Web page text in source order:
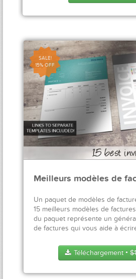
SALE!
15% OFF
Meilleurs modèles de
Un paquet de modèles de
15 meilleurs modèles de
du paquet représente un
de factures qui vous aide à
Téléchargement ● $